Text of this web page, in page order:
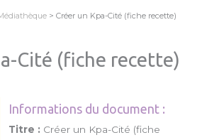
> Créer un Kpa-Cité (fiche recette)
Cité (fiche recette)
Informations du document :
Titre : Créer un Kpa-Cité (fiche